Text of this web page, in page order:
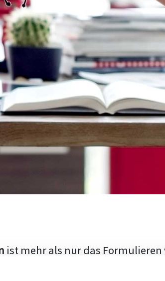
ist mehr als nur das
und die Fähigkeit, den